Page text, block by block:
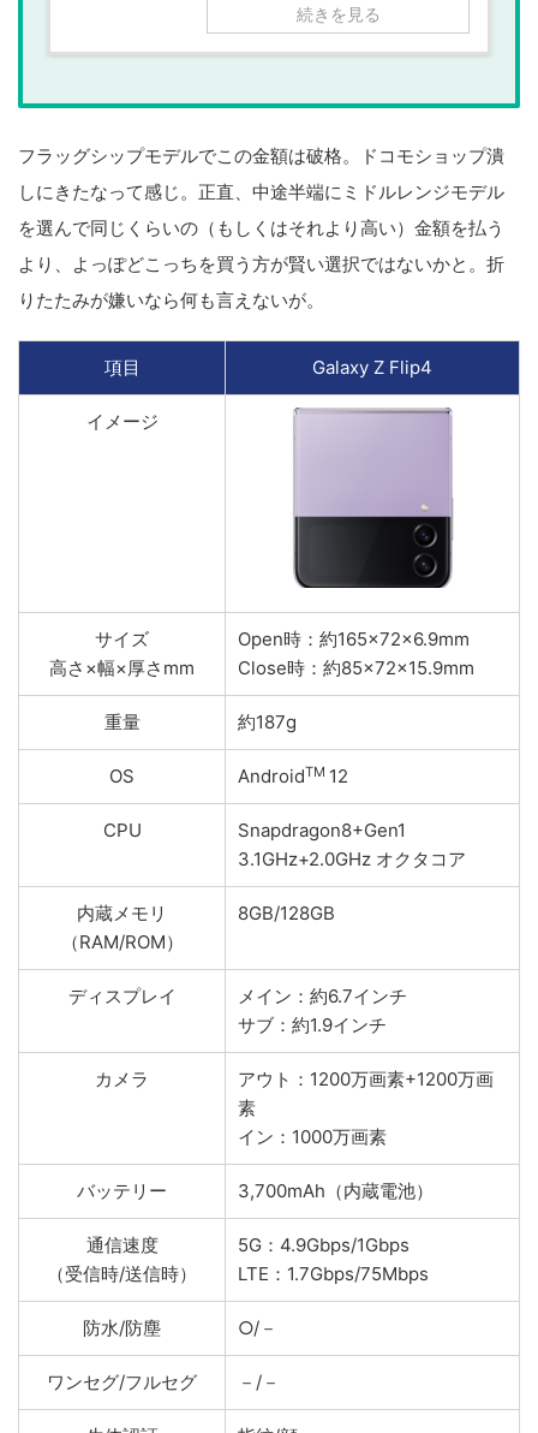
続きを見る
フラッグシップモデルでこの金額は破格。ドコモショップ潰
しにきたなって感じ。正直、中途半端にミドルレンジモデル
を選んで同じくらいの（もしくはそれより高い）金額を払う
より、よっぽどこっちを買う方が賢い選択ではないかと。折
りたたみが嫌いなら何も言えないが。
項目 Galaxy Z Flip4
イメージ
サイズ
高さ×幅×厚さmm
Open時：約165×72×6.9mm
Close時：約85×72×15.9mm
重量 約187g
OS AndroidTM 12
CPU
Snapdragon8+Gen1
3.1GHz+2.0GHz オクタコア
内蔵メモリ
（RAM/ROM）
8GB/128GB
ディスプレイ
メイン：約6.7インチ
サブ：約1.9インチ
カメラ
アウト：1200万画素+1200万画
素
イン：1000万画素
バッテリー 3,700mAh（内蔵電池）
通信速度
（受信時/送信時）
5G：4.9Gbps/1Gbps
LTE：1.7Gbps/75Mbps
防水/防塵 ○/－
ワンセグ/フルセグ －/－